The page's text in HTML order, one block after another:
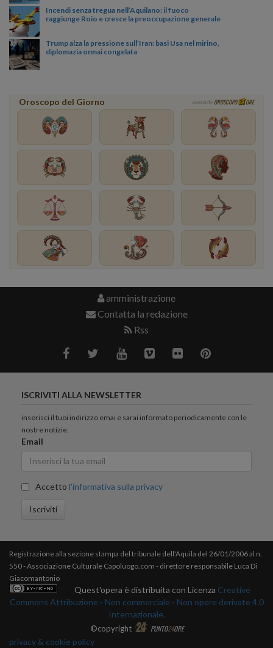
Incendi senza tregua nell’Aquilano: il fuoco
raggiunge Roio e cresce la preoccupazione generale
Trump alza la pressione sull’Iran: basi Usa nel mirino,
diplomazia ormai congelata
Oroscopo del Giorno powered by OROSCOPO ORE
amministrazione
Contatta la redazione
Rss
ISCRIVITI ALLA NEWSLETTER
inserisci il tuoi indirizzo emai e sarai informato periodicamente con le
nostre notizie.
Email
Accetto l'informativa sulla privacy
Iscriviti
Registrazione alla sezione stampa del tribunale dell'Aquila del 26/01/2006 al n.
550 - Associazione Culturale Capoluogo.com - direttore responsabile Luca Di
Giacomantonio
Quest'opera è distribuita con Licenza Creative
Commons Attribuzione - Non commerciale - Non opere derivate 4.0
Internazionale.
©copyright PUNTO24ORE
privacy & cookie policy